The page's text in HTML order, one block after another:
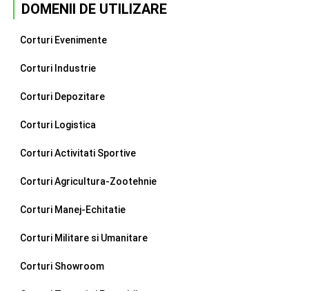
DOMENII DE UTILIZARE
Corturi Evenimente
Corturi Industrie
Corturi Depozitare
Corturi Logistica
Corturi Activitati Sportive
Corturi Agricultura-Zootehnie
Corturi Manej-Echitatie
Corturi Militare si Umanitare
Corturi Showroom